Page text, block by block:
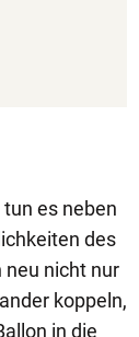
es neben
des
neu nicht nur
koppeln,
in die